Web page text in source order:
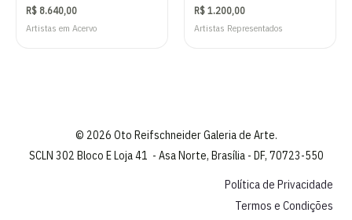
R$ 8.640,00
Artistas em Acervo
R$1.200,00
Artistas Representados
© 2026 Oto Reifschneider Galeria de Arte.
SCLN 302 Bloco E Loja 41 - Asa Norte, Brasília - DF, 70723-550
Política de Privacidade
Termos e Condições